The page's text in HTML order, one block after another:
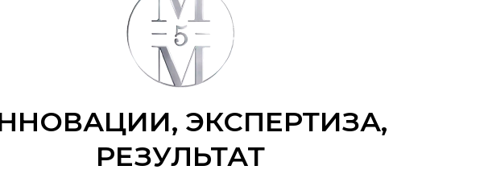
ЭКСПЕРТИЗА,
РЕЗУЛЬТАТ